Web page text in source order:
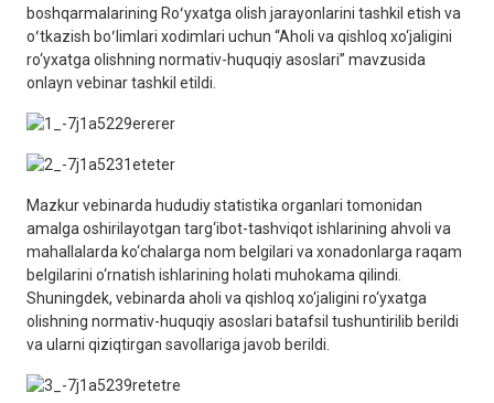
boshqarmalarining Roʻyxatga olish jarayonlarini tashkil etish va
oʻtkazish boʻlimlari xodimlari uchun “Aholi va qishloq xo‘jaligini
ro‘yxatga olishning normativ-huquqiy asoslari” mavzusida
onlayn vebinar tashkil etildi.
Mazkur vebinarda hududiy statistika organlari tomonidan
amalga oshirilayotgan targ‘ibot-tashviqot ishlarining ahvoli va
mahallalarda ko‘chalarga nom belgilari va xonadonlarga raqam
belgilarini o‘rnatish ishlarining holati muhokama qilindi.
Shuningdek, vebinarda aholi va qishloq xo‘jaligini ro‘yxatga
olishning normativ-huquqiy asoslari batafsil tushuntirilib berildi
va ularni qiziqtirgan savollariga javob berildi.